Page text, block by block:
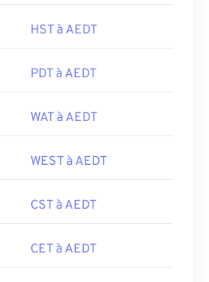
HST à AEDT
PDT à AEDT
WAT à AEDT
WEST à AEDT
CST à AEDT
CET à AEDT